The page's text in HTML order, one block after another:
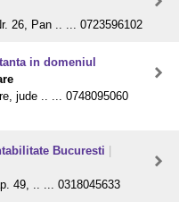
26, Pan .. ... 0723596102
in domeniul
jude .. ... 0748095060
Bucuresti
49, .. ... 0318045633